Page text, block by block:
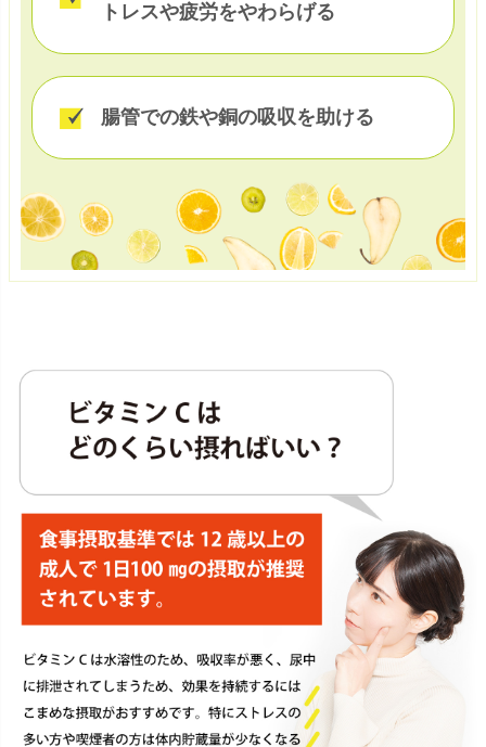
トレスや疲労をやわらげる
腸管での鉄や銅の吸収を助ける